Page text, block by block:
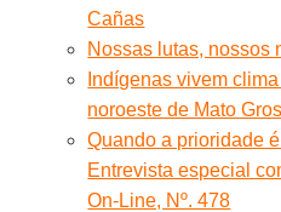
Cañas
Nossas lutas, nossos
Indígenas vivem
noroeste de Mato
Quando a prioridade
Entrevista especial
On-Line, Nº. 478